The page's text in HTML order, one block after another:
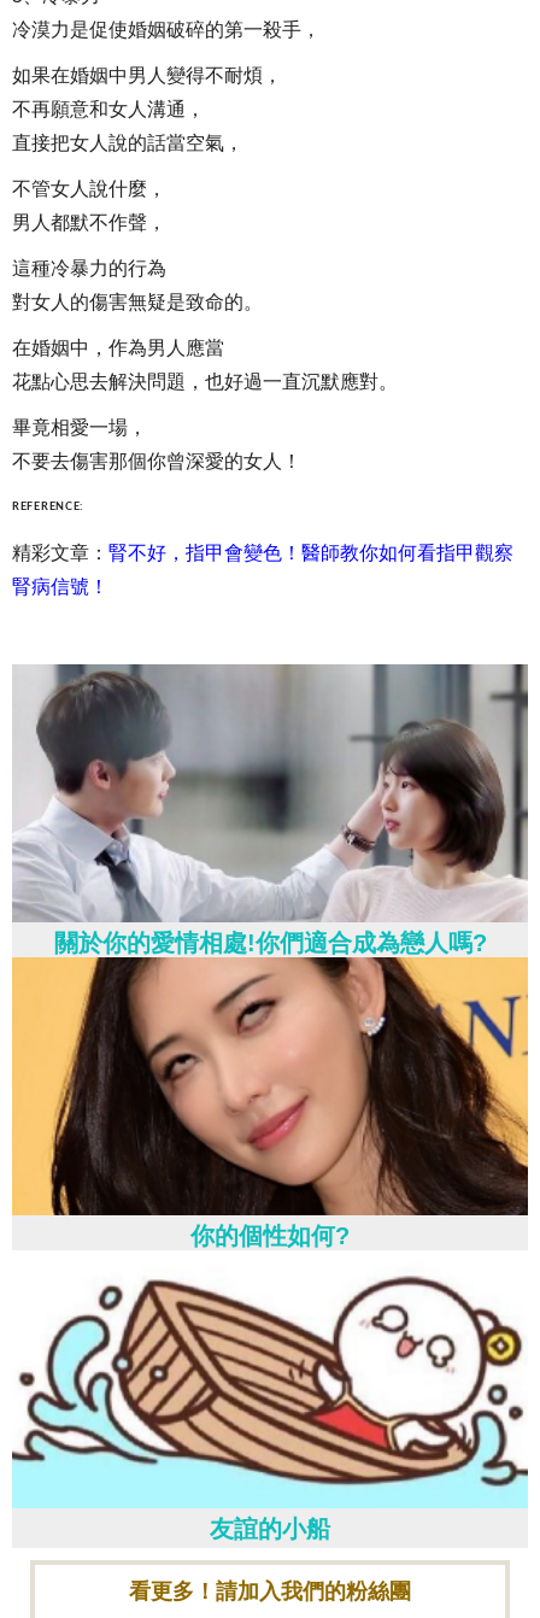
冷漠力是促使婚姻破碎的第一殺手，
如果在婚姻中男人變得不耐煩，
不再願意和女人溝通，
直接把女人說的話當空氣，
不管女人說什麼，
男人都默不作聲，
這種冷暴力的行為
對女人的傷害無疑是致命的。
在婚姻中，作為男人應當
花點心思去解決問題，也好過一直沉默應對。
畢竟相愛一場，
不要去傷害那個你曾深愛的女人！
REFERENCE:
精彩文章： 腎不好，指甲會變色！醫師教你如何看指甲觀察
腎病信號！
關於你的愛情相處!你們適合成為戀人嗎?
你的個性如何?
友誼的小船
看更多！請加入我們的粉絲團